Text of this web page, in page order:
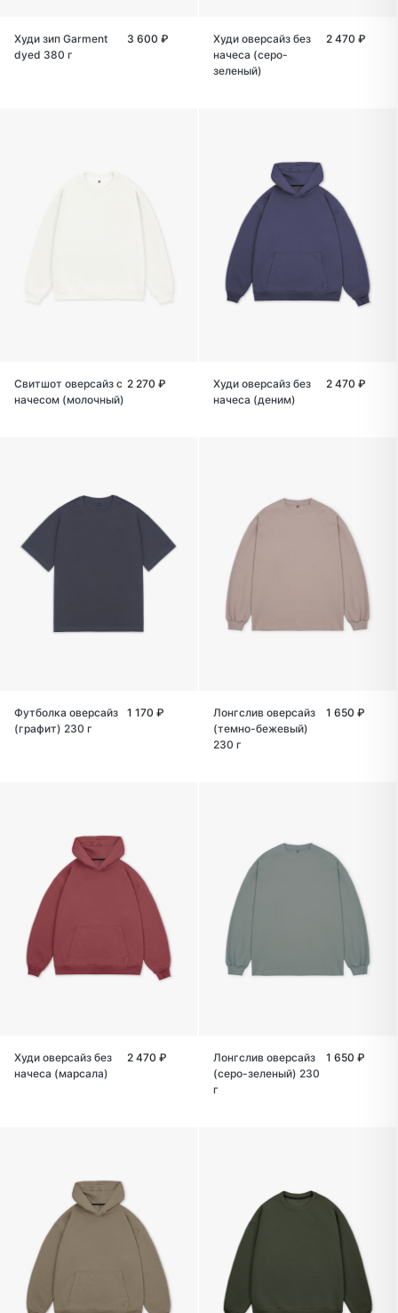
Худи зип Garment
dyed 380 г
3 600 ₽
Худи оверсайз без
начеса (серо-
зеленый)
2 470 ₽
Свитшот оверсайз с
начесом (молочный)
2 270 ₽
Худи оверсайз без
начеса (деним)
2 470 ₽
Футболка оверсайз
(графит) 230 г
1 170 ₽
Лонгслив оверсайз
(темно-бежевый)
230 г
1 650 ₽
Худи оверсайз без
начеса (марсала)
2 470 ₽
Лонгслив оверсайз
(серо-зеленый) 230
г
1 650 ₽